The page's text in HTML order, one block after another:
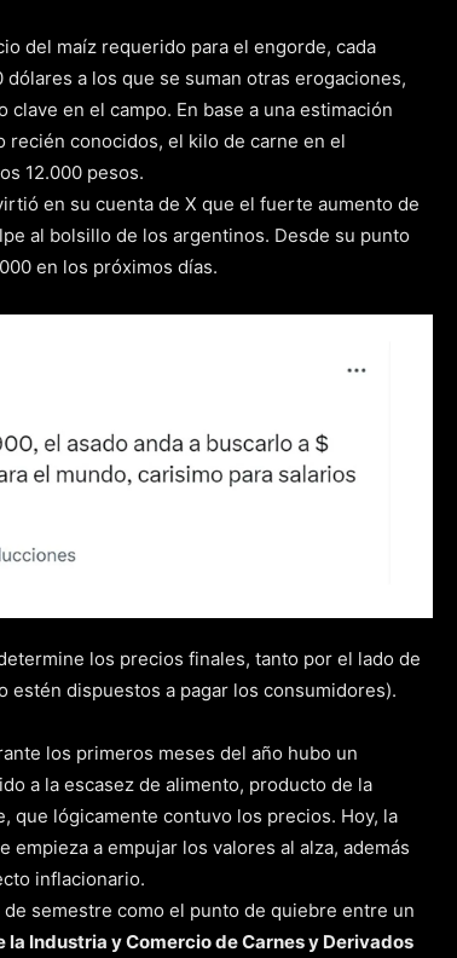
del maíz requerido para el engorde, cada
a los que se suman otras erogaciones,
en el campo. En base a una estimación
recién conocidos, el kilo de carne en el
12.000 pesos.
en su cuenta de X que el fuerte aumento de
al bolsillo de los argentinos. Desde su punto
en los próximos días.
los precios finales, tanto por el lado de
estén dispuestos a pagar los consumidores).
los primeros meses del año hubo un
a la escasez de alimento, producto de la
que lógicamente contuvo los precios. Hoy, la
a empujar los valores al alza, además
inflacionario.
semestre como el punto de quiebre entre un
la Industria y Comercio de Carnes y Derivados